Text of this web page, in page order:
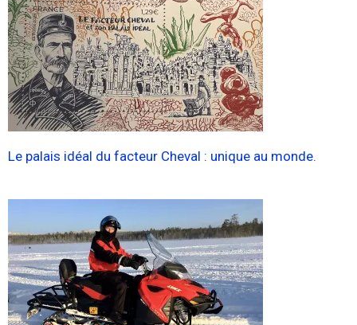
Le palais idéal du facteur Cheval : unique au monde.